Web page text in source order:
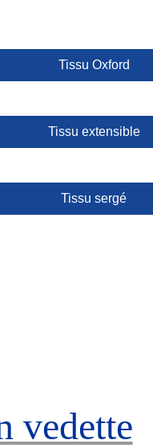
Tissu Oxford
Tissu extensible
Tissu sergé
vedette